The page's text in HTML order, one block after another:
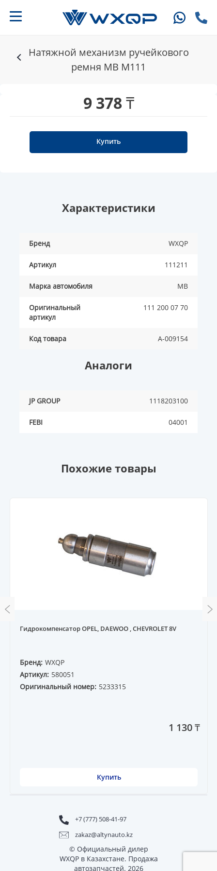
Натяжной механизм ручейкового
ремня MB M111
9 378 ₸
Купить
Характеристики
Бренд WXQP
Артикул 111211
Марка автомобиля MB
Оригинальный
артикул
111 200 07 70
Код товара A-009154
Аналоги
JP GROUP 1118203100
FEBI 04001
Похожие товары
Гидрокомпенсатор OPEL, DAEWOO , CHEVROLET 8V
Бренд: WXQP
Артикул: 580051
Оригинальный номер: 5233315
1 130 ₸
Купить
+7 (777) 508-41-97
zakaz@altynauto.kz
© Официальный дилер
WXQP в Казахстане. Продажа
автозапчастей. 2026